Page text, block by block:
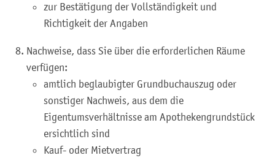
zur Bestätigung der Vollständigkeit und
Richtigkeit der Angaben
Nachweise, dass Sie über die erforderlichen Räume
verfügen:
amtlich beglaubigter Grundbuchauszug oder
sonstiger Nachweis, aus dem die
Eigentumsverhältnisse am Apothekengrundstück
ersichtlich sind
Kauf- oder Mietvertrag